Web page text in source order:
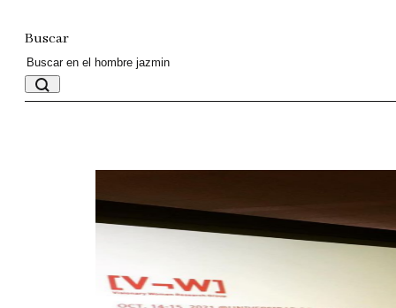
Buscar